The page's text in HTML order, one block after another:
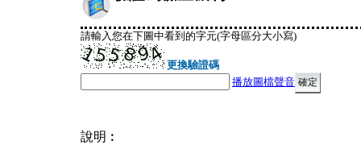
請輸入您在下圖中看到的字元(字母區分大小寫)
更換驗證碼
播放圖檔聲音
說明︰